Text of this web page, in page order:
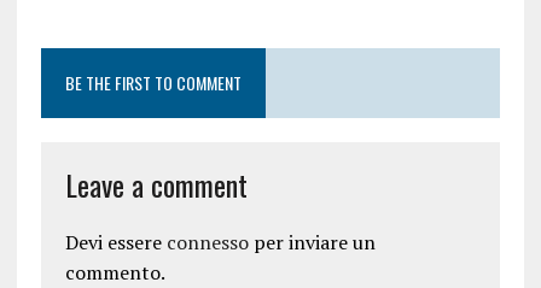
BE THE FIRST TO COMMENT
Leave a comment
Devi essere connessoper inviare un
commento.